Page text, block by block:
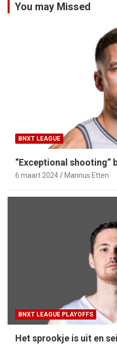
You may Missed
BNXT LEAGUE
“Exceptional shooting”
6 maart 2024 Mannus Etten
BNXT LEAGUE PLAYOFFS
Het sprookje is uit en